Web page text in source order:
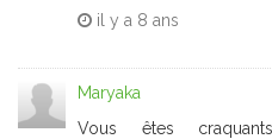
il y a 8 ans
Maryaka
Vous êtes